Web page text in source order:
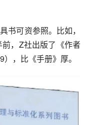
书可资参照。比如，
，Z社出版了《作者
，比《手册》厚。